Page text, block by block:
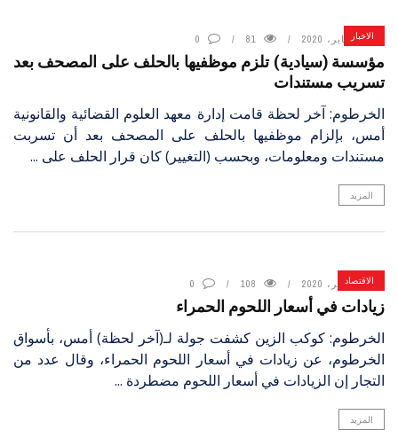
الاخبار
14 يناير، 2020 81
0
مؤسسة (سيادية) تلزم موظفيها بالحلف على المصحف بعد
تسريب مستندات
الخرطوم: آخر لحظة قامت إدارة معهد العلوم القضائية والقانونية
أمس، بإلزام موظفيها بالحلف على المصحف بعد أن تسربت
مستندات ومعلومات، وبحسب (التغيير) كان قرار الحلف على ...
المزيد
الاقتصاد
14 يناير، 2020 108
0
زيادات في أسعار اللحوم الحمراء
الخرطوم: كوكب الزين كشفت جولة لـ(آخر لحظة) أمس، بأسواق
الخرطوم، عن زيادات في أسعار اللحوم الحمراء، وقال عدد من
التجار إن الزيادات في أسعار اللحوم مضطردة ...
المزيد